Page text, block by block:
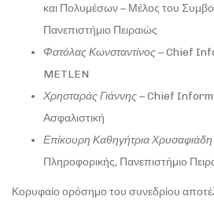
και Πολυμέσων – Μέλος του
Πανεπιστήμιο Πειραιώς
ΦατόλαςΚωνσταντίνος– Chief
METLEN
ΧρησταράςΓιάννης– Chief
Ασφαλιστική
Επίκουρη Καθηγήτρια Χρυσαφιάδη
Πληροφορικής, Πανεπιστήμιο
Κορυφαίο ορόσημο του συνεδρίου